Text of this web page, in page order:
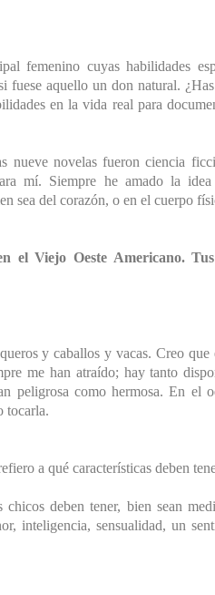
femenino cuyas habilidades
fuese aquello un don natural.
en la vida real para
nueve novelas fueron ciencia
mí. Siempre he amado la
sea del corazón, o en el cuerpo
el Viejo Oeste Americano.
y caballos y vacas. Creo que
me han atraído; hay tanto
peligrosa como hermosa. En el
tocarla.
a qué características deben
deben tener, bien sean
inteligencia, sensualidad, un